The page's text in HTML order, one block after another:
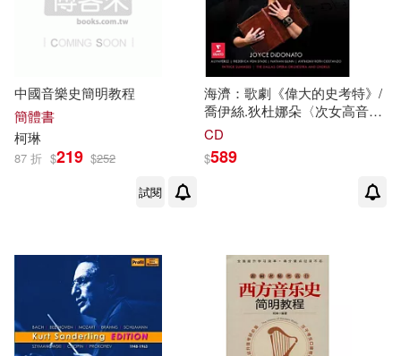
中國音樂史簡明教程
簡體書
柯琳
87 折 $219 $252
試閱
海濟：歌劇《偉大的史考特》/
喬伊絲.狄杜娜朵〈次女高音〉
艾琳.佩瑞茲〈女高音〉/芙瑞德
森.岡恩〈男中音〉/ 安東尼.羅
斯.柯斯坦佐〈假聲男高音〉/
派翠克.桑瑪斯〈指揮〉達拉斯
Joyce DiDonato / Ailyn Pérez -
Frederica Von Stade - Nathan
Gunn - Anthony Ross
Costanzo / Patrick Summers /
The Dallas Opera Orchestra
and Chorus (2CD))
CD
$589